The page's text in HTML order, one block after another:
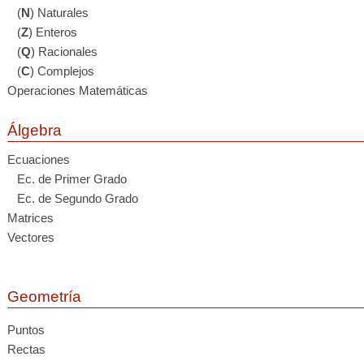
(N) Naturales
(Z) Enteros
(Q) Racionales
(C) Complejos
Operaciones Matemáticas
Álgebra
Ecuaciones
Ec. de Primer Grado
Ec. de Segundo Grado
Matrices
Vectores
Geometría
Puntos
Rectas